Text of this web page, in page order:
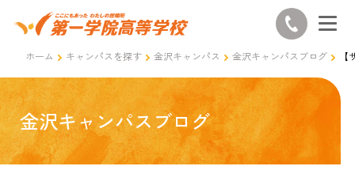
ホーム キャンパスを探す 金沢キャンパス 金沢キャンパスブログ
金沢キャンパスブログ